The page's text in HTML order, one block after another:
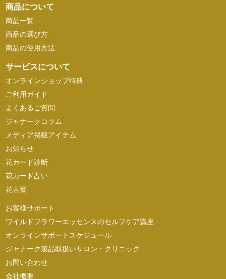
商品について
商品一覧
商品の選び方
商品の使用方法
サービスについて
オンラインショップ特典
ご利用ガイド
よくあるご質問
ジャナークコラム
メディア掲載アイテム
お知らせ
花カード診断
花カード占い
花言葉
お客様サポート
ワイルドフラワーエッセンスのセルフケア講座
オンラインサポートスケジュール
ジャナーク製品取扱いサロン・クリニック
お問い合わせ
会社概要